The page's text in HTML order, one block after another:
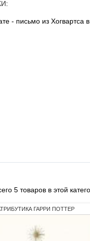
:
- письмо из Хогвартса
5 товаров в этой
ГАРРИ ПОТТЕР